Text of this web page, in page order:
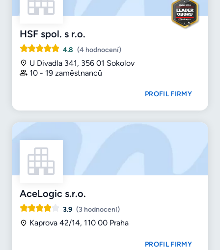
HSF spol. s r.o.
4.8 (4 hodnocení)
U Divadla 341, 356 01 Sokolov
10 - 19 zaměstnanců
PROFIL FIRMY
AceLogic s.r.o.
3.9 (3 hodnocení)
Kaprova 42/14, 110 00 Praha
PROFIL FIRMY